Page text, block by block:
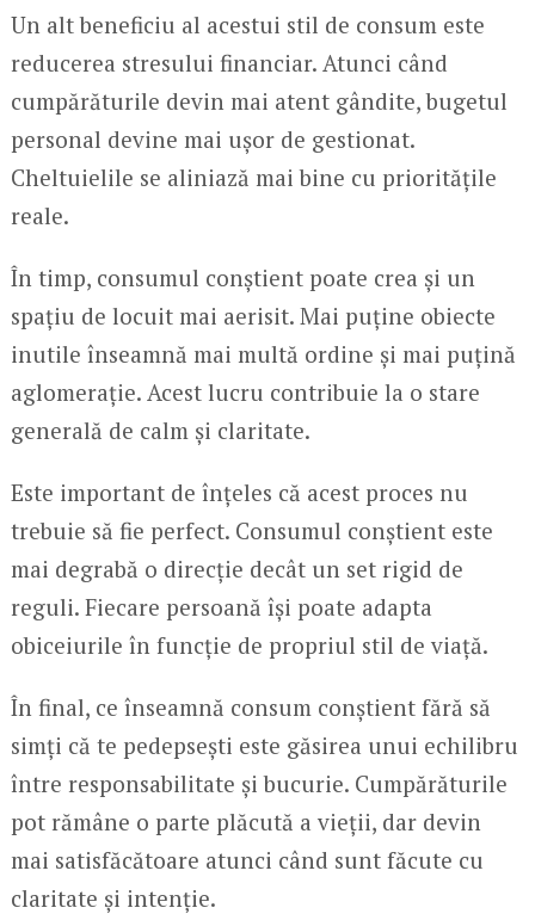
Un alt beneficiu al acestui stil de consum este
reducerea stresului financiar. Atunci când
cumpărăturile devin mai atent gândite, bugetul
personal devine mai ușor de gestionat.
Cheltuielile se aliniază mai bine cu prioritățile
reale.
În timp, consumul conștient poate crea și un
spațiu de locuit mai aerisit. Mai puține obiecte
inutile înseamnă mai multă ordine și mai puțină
aglomerație. Acest lucru contribuie la o stare
generală de calm și claritate.
Este important de înțeles că acest proces nu
trebuie să fie perfect. Consumul conștient este
mai degrabă o direcție decât un set rigid de
reguli. Fiecare persoană își poate adapta
obiceiurile în funcție de propriul stil de viață.
În final, ce înseamnă consum conștient fără să
simți că te pedepsești este găsirea unui echilibru
între responsabilitate și bucurie. Cumpărăturile
pot rămâne o parte plăcută a vieții, dar devin
mai satisfăcătoare atunci când sunt făcute cu
claritate și intenție.